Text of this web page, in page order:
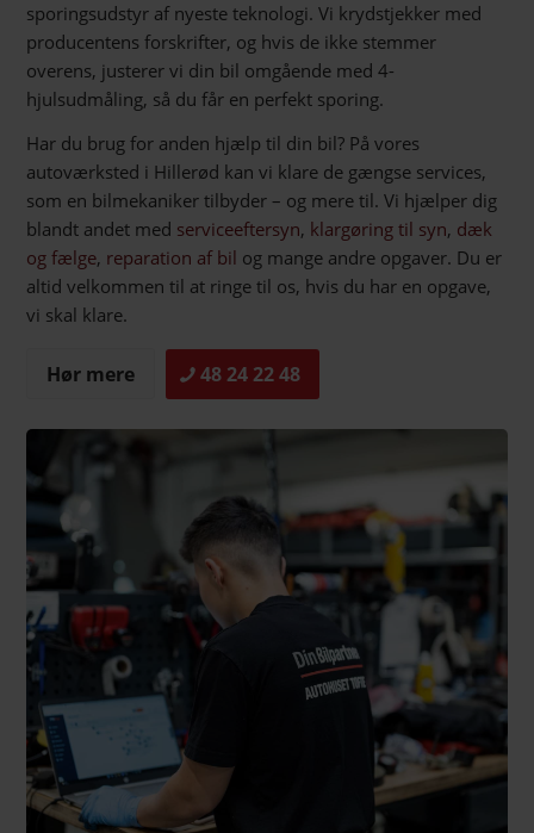
sporingsudstyr af nyeste teknologi. Vi krydstjekker med
producentens forskrifter, og hvis de ikke stemmer
overens, justerer vi din bil omgående med 4-
hjulsudmåling, så du får en perfekt sporing.
Har du brug for anden hjælp til din bil? På vores
autoværksted i Hillerød kan vi klare de gængse services,
som en bilmekaniker tilbyder – og mere til. Vi hjælper dig
blandt andet med serviceeftersyn, klargøring til syn, dæk
og fælge, reparation af bil og mange andre opgaver. Du er
altid velkommen til at ringe til os, hvis du har en opgave,
vi skal klare.
Hør mere 48 24 22 48